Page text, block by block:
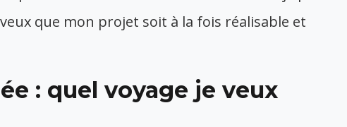
que mon projet soit à la fois réalisable et
: quel voyage je veux